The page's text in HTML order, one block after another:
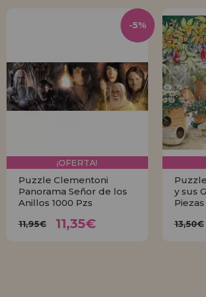
¡OFERTA!
Puzzle Clementoni
Panorama Señor de los
Anillos 1000 Pzs
11,95€ 11,35€
-5%
y sus
Piezas
13,50€